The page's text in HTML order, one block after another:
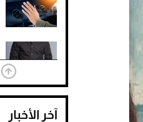
آخر الأخبار